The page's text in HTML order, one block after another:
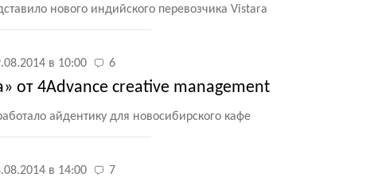
нового индийского перевозчика Vistara
в 10:00 6
от 4Advance creative management
айдентику для новосибирского кафе
в 14:00 7